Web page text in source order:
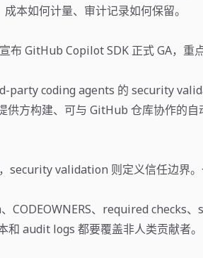
本如何计量、审计记录如何保留。
布 GitHub Copilot SDK 正式 GA，重
party coding agents 的 security
供方构建、可与 GitHub 仓库协作的
security validation 则定义信任边界
CODEOWNERS、required checks、
audit logs 都要覆盖非人类贡献者。